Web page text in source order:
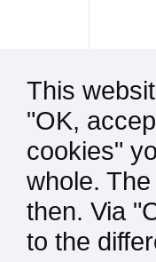
This
"OK,
cookies"
whole.
then. Via
to the